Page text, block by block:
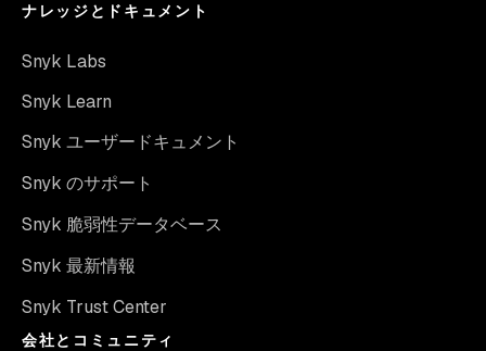
ナレッジとドキュメント
Snyk Labs
Snyk Learn
Snyk ユーザードキュメント
Snyk のサポート
Snyk 脆弱性データベース
Snyk 最新情報
Snyk Trust Center
会社とコミュニティ